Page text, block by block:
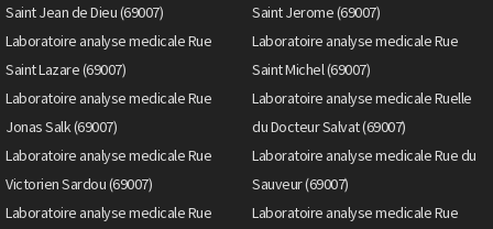
Saint Jean de Dieu (69007)
Saint Jerome (69007)
Laboratoire analyse medicale Rue
Saint Lazare (69007)
Laboratoire analyse medicale Rue
Saint Michel (69007)
Laboratoire analyse medicale Rue
Jonas Salk (69007)
Laboratoire analyse medicale Ruelle
du Docteur Salvat (69007)
Laboratoire analyse medicale Rue
Victorien Sardou (69007)
Laboratoire analyse medicale Rue du
Sauveur (69007)
Laboratoire analyse medicale Rue
Laboratoire analyse medicale Rue